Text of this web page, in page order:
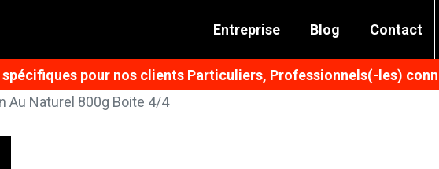
Entreprise Blog Contact
pour nos clients Particuliers, Professionnels(-les)
Au Naturel 800g Boite 4/4